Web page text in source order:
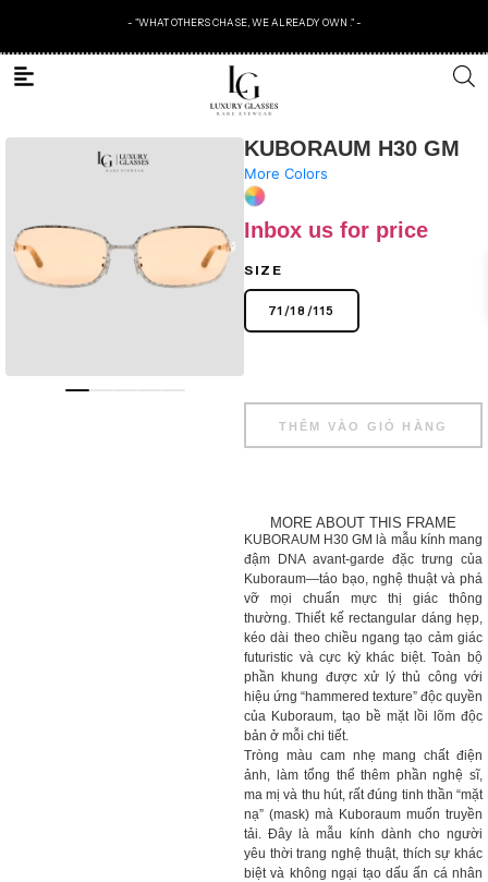
- "WHAT OTHERS CHASE, WE ALREADY OWN ." -
KUBORAUM H30 GM
More Colors
Inbox us for price
SIZE
71 /18 /115
THÊM VÀO GIỎ HÀNG
MORE ABOUT THIS FRAME
KUBORAUM H30 GM là mẫu kính mang
đậm DNA avant-garde đặc trưng của
Kuboraum—táo bạo, nghệ thuật và phá
vỡ mọi chuẩn mực thị giác thông
thường. Thiết kế rectangular dáng hẹp,
kéo dài theo chiều ngang tạo cảm giác
futuristic và cực kỳ khác biệt. Toàn bộ
phần khung được xử lý thủ công với
hiệu ứng “hammered texture” độc quyền
của Kuboraum, tạo bề mặt lồi lõm độc
bản ở mỗi chi tiết.
Tròng màu cam nhẹ mang chất điện
ảnh, làm tổng thể thêm phần nghệ sĩ,
ma mị và thu hút, rất đúng tinh thần “mặt
nạ” (mask) mà Kuboraum muốn truyền
tải. Đây là mẫu kính dành cho người
yêu thời trang nghệ thuật, thích sự khác
biệt và không ngại tạo dấu ấn cá nhân